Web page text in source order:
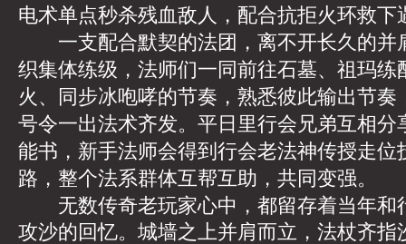
电术单点秒杀残血敌人，配合抗拒火环救下
一支配合默契的法团，离不开长久的并
织集体练级，法师们一同前往石墓、祖玛练
火、同步冰咆哮的节奏，熟悉彼此输出节奏
号令一出法术齐发。平日里行会兄弟互相分
能书，新手法师会得到行会老法神传授走位
路，整个法系群体互帮互助，共同变强。
无数传奇老玩家心中，都留存着当年和
攻沙的回忆。城墙之上并肩而立，法杖齐指